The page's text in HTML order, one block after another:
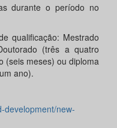
durante o período no
qualificação: Mestrado
(três a quatro
(seis meses) ou diploma
ano).
development/new-